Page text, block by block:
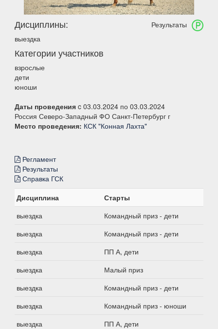
Результаты
Дисциплины:
выездка
Категории участников
взрослые
дети
юноши
Даты проведения c 03.03.2024 по 03.03.2024
Россия Северо-Западный ФО Санкт-Петербург г
Место проведения: КСК "Конная Лахта"
Регламент
Результаты
Справка ГСК
Дисциплина
Старты
выездка
Командный приз - дети
выездка
Командный приз - дети
выездка
ПП А, дети
выездка
Малый приз
выездка
Командный приз - дети
выездка
Командный приз - юноши
выездка
ПП А, дети